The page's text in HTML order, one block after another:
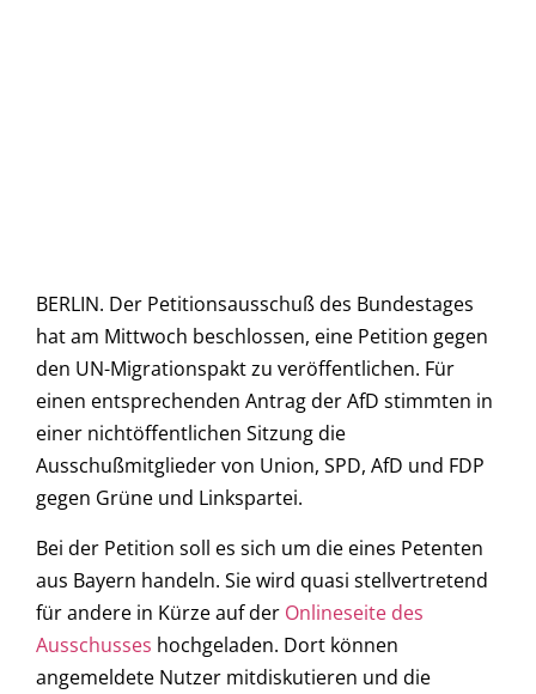
BERLIN. Der Petitionsausschuß des Bundestages
hat am Mittwoch beschlossen, eine Petition gegen
den UN-Migrationspakt zu veröffentlichen. Für
einen entsprechenden Antrag der AfD stimmten in
einer nichtöffentlichen Sitzung die
Ausschußmitglieder von Union, SPD, AfD und FDP
gegen Grüne und Linkspartei.
Bei der Petition soll es sich um die eines Petenten
aus Bayern handeln. Sie wird quasi stellvertretend
für andere in Kürze auf der Onlineseite des
Ausschusses hochgeladen. Dort können
angemeldete Nutzer mitdiskutieren und die